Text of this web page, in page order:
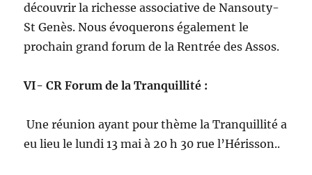
découvrir la richesse associative de Nansouty-
St Genès. Nous évoquerons également le
prochain grand forum de la Rentrée des Assos.
VI- CR Forum de la Tranquillité :
Une réunion ayant pour thème la Tranquillité a
eu lieu le lundi 13 mai à 20 h 30 rue l’Hérisson..